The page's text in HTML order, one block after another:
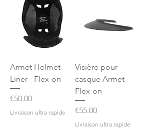
Armet Helmet
Liner - Flex-on
Price
€50.00
Livraison ultra rapide
Visière pour
casque Armet -
Flex-on
Price
€55.00
Livraison ultra rapide